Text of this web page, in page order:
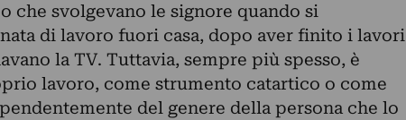
che svolgevano le signore quando si
di lavoro fuori casa, dopo aver finito i lavori
la TV. Tuttavia, sempre più spesso, è
lavoro, come strumento catartico o come
del genere della persona che lo